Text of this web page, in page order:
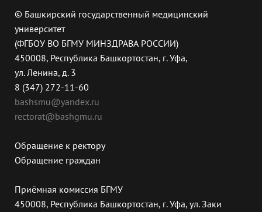
© Башкирский государственный медицинский
университет
(ФГБОУ ВО БГМУ МИНЗДРАВА РОССИИ)
450008, Республика Башкортостан, г. Уфа,
ул. Ленина, д. 3
8 (347) 272-11-60
bashsmu@yandex.ru
rectorat@bashgmu.ru
Обращение к ректору
Обращение граждан
Приёмная комиссия БГМУ
450008, Республика Башкортостан, г. Уфа, ул. Заки